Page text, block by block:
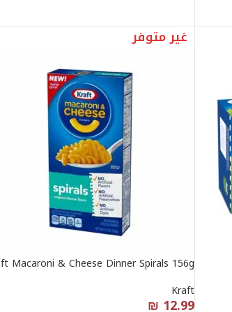
غير متوفر
Macaroni & Cheese Dinner Spirals 156g
Kraft
₪ 12.99